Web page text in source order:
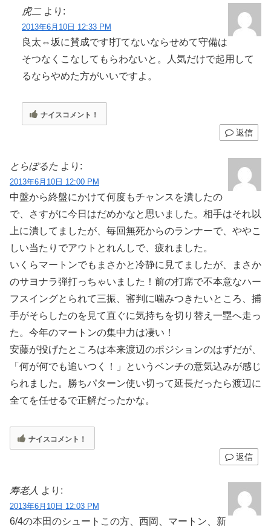
虎二 より:
2013年6月10日 12:33 PM
良太⇔坂に賛成です!打てないならせめて守備は
そつなくこなしてもらわないと。人気だけで起用して
るならやめた方がいいですよ。
ナイスコメント！
返信
とらぽるた より:
2013年6月10日 12:00 PM
中盤から終盤にかけて何度もチャンスを潰したの
で、さすがに今日はだめかなと思いました。相手はそれ以
上に潰してましたが、毎回無死からのランナーで、ややこ
しい当たりでアウトとれんしで、疲れました。
いくらマートンでもまさかと冷静に見てましたが、まさか
のサヨナラ弾打っちゃいました！前の打席で不本意なハー
フスイングとられて三振、審判に噛みつきたいところ、捕
手がそらしたのを見て直ぐに気持ちを切り替え一塁へ走っ
た。今年のマートンの集中力は凄い！
安藤が投げたところは本来渡辺のポジションのはずだが、
「何が何でも追いつく！」というベンチの意気込みが感じ
られました。勝ちパターン使い切って延長だったら渡辺に
全てを任せるで正解だったかな。
ナイスコメント！
返信
寿老人 より:
2013年6月10日 12:03 PM
6/4の本田のシュートこの方、西岡、マートン、新